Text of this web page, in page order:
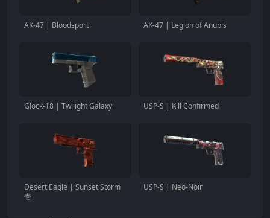
AK-47 | Bloodsport AK-47 | Legion of Anubis
Glock-18 | Twilight Galaxy USP-S | Kill Confirmed
Desert Eagle | Sunset Storm
壱
USP-S | Neo-Noir